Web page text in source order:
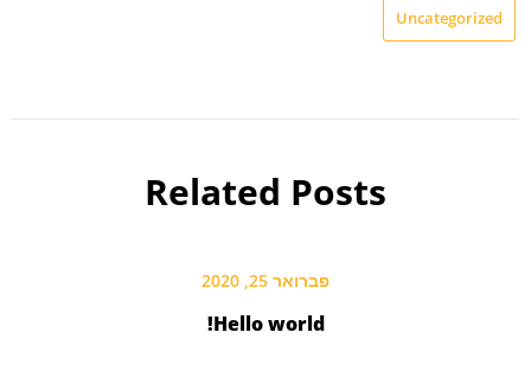
Uncategorized
Related Posts
פברואר 25, 2020
Hello world!